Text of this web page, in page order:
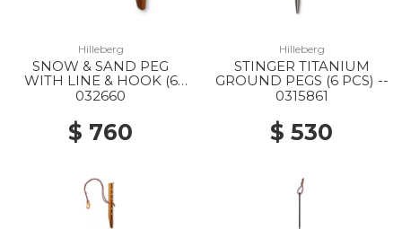
Hilleberg
SNOW & SAND PEG
WITH LINE & HOOK (6
PCS) --
032660
$ 760
Hilleberg
STINGER TITANIUM
GROUND PEGS (6 PCS) --
0315861
$ 530